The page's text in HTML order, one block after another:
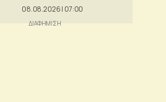
08.08.2026 | 07:00